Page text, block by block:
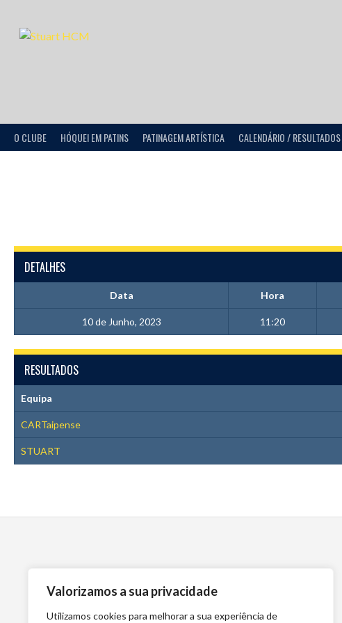
Valorizamos a sua privacidade
Utilizamos cookies para melhorar a sua experiência de
O CLUBE HÓQUEI EM PATINS PATINAGEM ARTÍSTICA CALENDÁRIO / RESULTADOS
DETALHES
Data Hora
10 de Junho, 2023 11:20
RESULTADOS
Equipa
CARTaipense
STUART